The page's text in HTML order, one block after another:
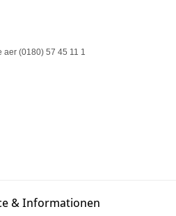
aer (0180) 57 45 11 1
& Informationen